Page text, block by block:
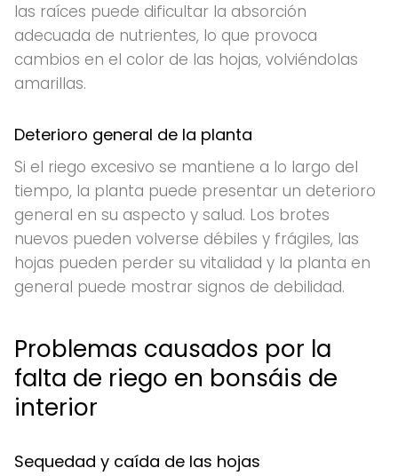
las raíces puede dificultar la absorción
adecuada de nutrientes, lo que provoca
cambios en el color de las hojas, volviéndolas
amarillas.
Deterioro general de la planta
Si el riego excesivo se mantiene a lo largo del
tiempo, la planta puede presentar un deterioro
general en su aspecto y salud. Los brotes
nuevos pueden volverse débiles y frágiles, las
hojas pueden perder su vitalidad y la planta en
general puede mostrar signos de debilidad.
Problemas causados por la
falta de riego en bonsáis de
interior
Sequedad y caída de las hojas